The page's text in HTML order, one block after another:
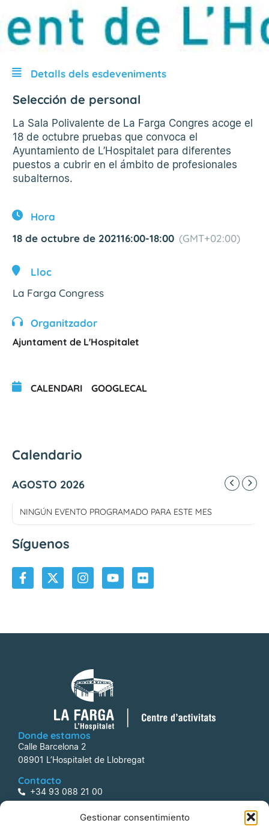
Gestionar consentimiento
Detalls dels esdeveniments
Selección de personal
La Sala Polivalente de La Farga Congres acoge el
18 de octubre pruebas que convoca el
Ayuntamiento de L’Hospitalet para diferentes
puestos a cubrir en el ámbito de profesionales
subalternos.
Hora
18 de octubre de 202116:00-18:00 (GMT+02:00)
Lloc
La Farga Congress
Organitzador
Ajuntament de L'Hospitalet
CALENDARI GOOGLECAL
Calendario
AGOSTO 2026
NINGÚN EVENTO PROGRAMADO PARA ESTE MES
Síguenos
Donde estamos
Calle Barcelona 2
08901 L’Hospitalet de Llobregat
Contacto
+34 93 088 21 00
centreactivitats@lafarga.com